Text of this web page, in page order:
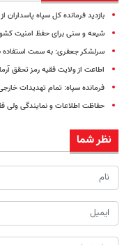
بازدید فرمانده کل سپاه پاسداران
شیعه و سنی برای حفظ امنیت
سرلشکر جعفری: به سمت استفاده
اطاعت از ولایت فقیه رمز تحقق
فرمانده سپاه: تمام تهدیدات
حفاظت اطلاعات و نمایندگی ولی
نظر شما